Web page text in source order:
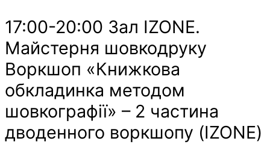
17:00-20:00 Зал IZONE.
Майстерня шовкодруку
Воркшоп «Книжкова
обкладинка методом
шовкографії» – 2 частина
дводенного воркшопу (IZONE)